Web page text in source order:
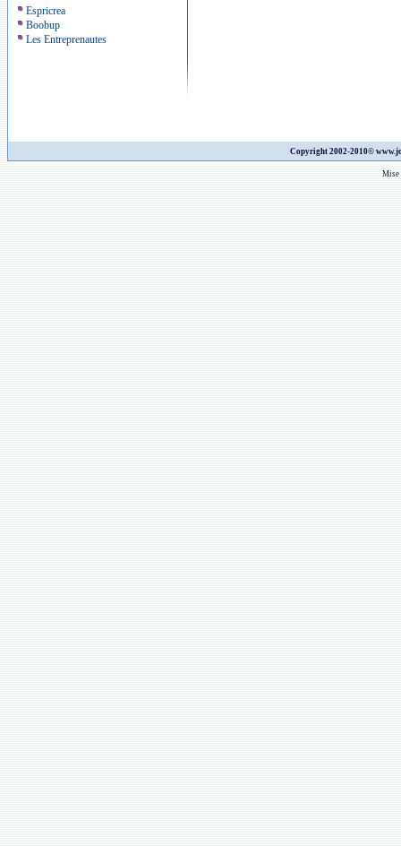
Espricrea
Boobup
Les Entreprenautes
Copyright 2002-2010©
Mise